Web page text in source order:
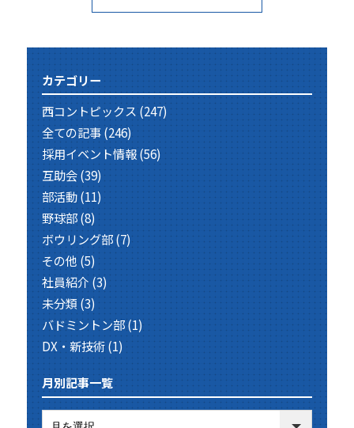
カテゴリー
西コントピックス(247)
全ての記事(246)
採用イベント情報(56)
互助会(39)
部活動(11)
野球部(8)
ボウリング部(7)
その他(5)
社員紹介 (3)
未分類(3)
バドミントン部(1)
DX・新技術(1)
月別記事一覧